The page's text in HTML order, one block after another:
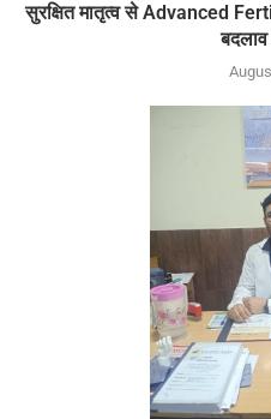
सुरक्षित मातृत्व से Advanced